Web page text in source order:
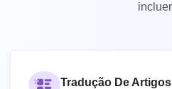
Tradução De Artigos